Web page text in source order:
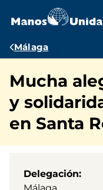
contenido
Ruta
navegación
Málaga
Mucha
y
en Santa
Delegación